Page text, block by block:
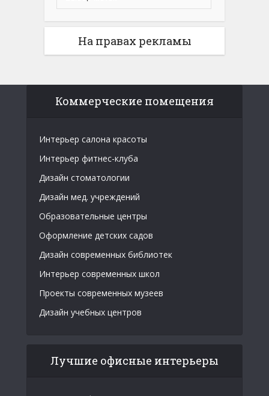
На правах рекламы
Коммерческие помещения
Интерьер салона красоты
Интерьер фитнес-клуба
Дизайн стоматологии
Дизайн мед. учреждений
Образовательные центры
Оформление детских садов
Дизайн современных библиотек
Интерьер современных школ
Проекты современных музеев
Дизайн учебных центров
Лучшие офисные интерьеры